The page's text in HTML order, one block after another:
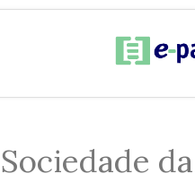
Sociedade